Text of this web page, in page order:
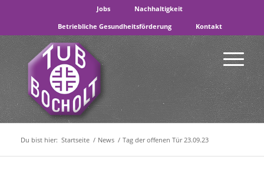
Jobs
Nachhaltigkeit
Betriebliche Gesundheitsförderung
Kontakt
Du bist hier: Startseite / News / Tag der offenen Tür 23.09.23